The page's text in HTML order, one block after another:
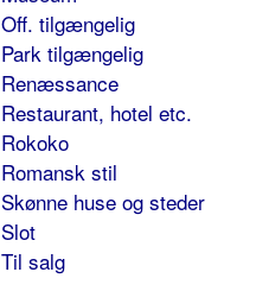
Off. tilgængelig
Park tilgængelig
Renæssance
Restaurant, hotel etc.
Rokoko
Romansk stil
Skønne huse og steder
Slot
Til salg